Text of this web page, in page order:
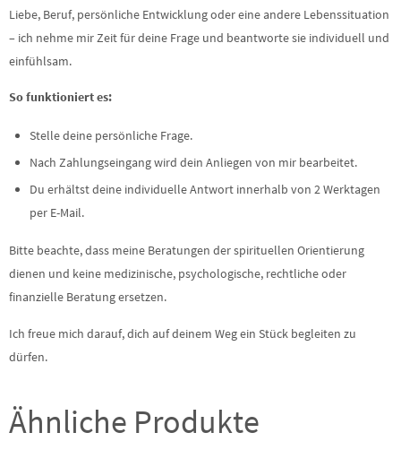
Liebe, Beruf, persönliche Entwicklung oder eine andere Lebenssituation
– ich nehme mir Zeit für deine Frage und beantworte sie individuell und
einfühlsam.
So funktioniert es:
Stelle deine persönliche Frage.
Nach Zahlungseingang wird dein Anliegen von mir bearbeitet.
Du erhältst deine individuelle Antwort innerhalb von 2 Werktagen
per E-Mail.
Bitte beachte, dass meine Beratungen der spirituellen Orientierung
dienen und keine medizinische, psychologische, rechtliche oder
finanzielle Beratung ersetzen.
Ich freue mich darauf, dich auf deinem Weg ein Stück begleiten zu
dürfen.
Ähnliche Produkte